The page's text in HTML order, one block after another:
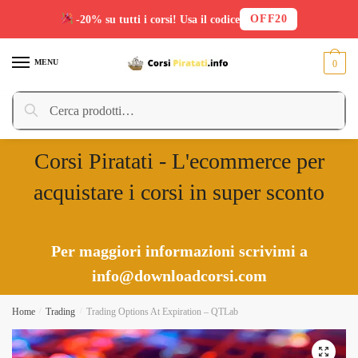
MENU
Cerca:
Cerca
0
Corsi Piratati - L'ecommerce per
acquistare i corsi in super sconto
Per maggiori informazioni scrivimi a
info@downloadcorsi.com
Home Trading Trading Options At Expiration – QTLab
-20% su tutti i corsi! Usa il codice OFF20